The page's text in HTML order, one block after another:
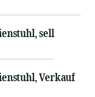
sell
Verkauf